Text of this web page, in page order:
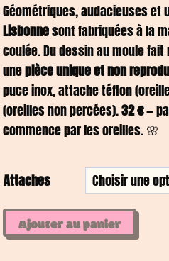
Géométriques, audacieuses
Lisbonnesont fabriquées à la
coulée. Du dessin au moule
unepièce unique et non
puce inox, attache téflon
(oreilles non percées).32 €—
commence par les oreilles. 🌸
Attaches
quantité
de
Ajouter au panier